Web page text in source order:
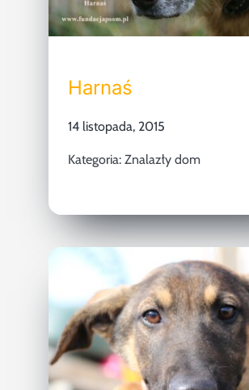
Harnaś
14 listopada, 2015
Kategoria: Znalazły dom